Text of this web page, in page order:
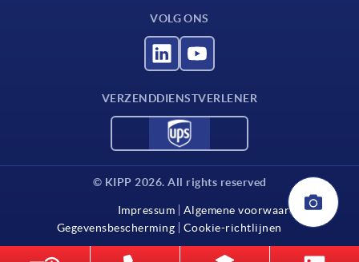
VOLG ONS
VERZENDDIENSTVERLENER
© KIPP 2026. All rights reserved
Impressum
Algemene voorwaarden
Gegevensbescherming
Cookie-richtlijnen